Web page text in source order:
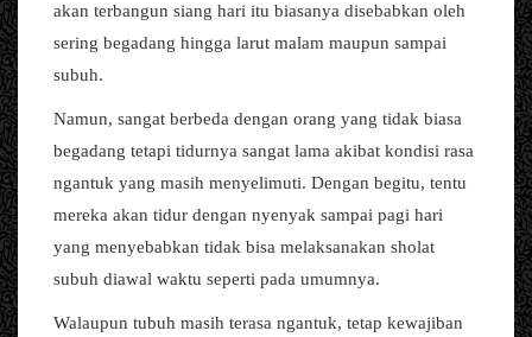
akan terbangun siang hari itu biasanya disebabkan oleh
sering begadang hingga larut malam maupun sampai
subuh.
Namun, sangat berbeda dengan orang yang tidak biasa
begadang tetapi tidurnya sangat lama akibat kondisi rasa
ngantuk yang masih menyelimuti. Dengan begitu, tentu
mereka akan tidur dengan nyenyak sampai pagi hari
yang menyebabkan tidak bisa melaksanakan sholat
subuh diawal waktu seperti pada umumnya.
Walaupun tubuh masih terasa ngantuk, tetap kewajiban